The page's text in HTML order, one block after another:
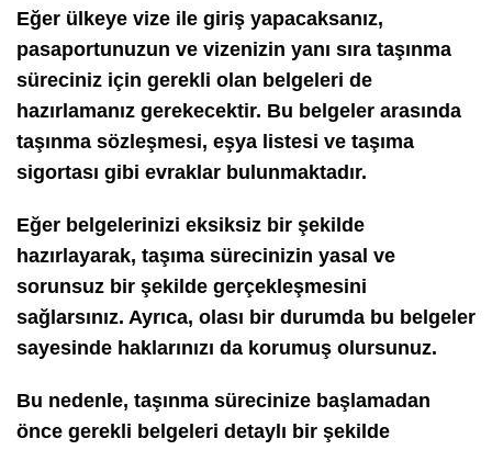
Eğer ülkeye vize ile giriş yapacaksanız,
pasaportunuzun ve vizenizin yanı sıra taşınma
süreciniz için gerekli olan belgeleri de
hazırlamanız gerekecektir. Bu belgeler arasında
taşınma sözleşmesi, eşya listesi ve taşıma
sigortası gibi evraklar bulunmaktadır.
Eğer belgelerinizi eksiksiz bir şekilde
hazırlayarak, taşıma sürecinizin yasal ve
sorunsuz bir şekilde gerçekleşmesini
sağlarsınız. Ayrıca, olası bir durumda bu belgeler
sayesinde haklarınızı da korumuş olursunuz.
Bu nedenle, taşınma sürecinize başlamadan
önce gerekli belgeleri detaylı bir şekilde